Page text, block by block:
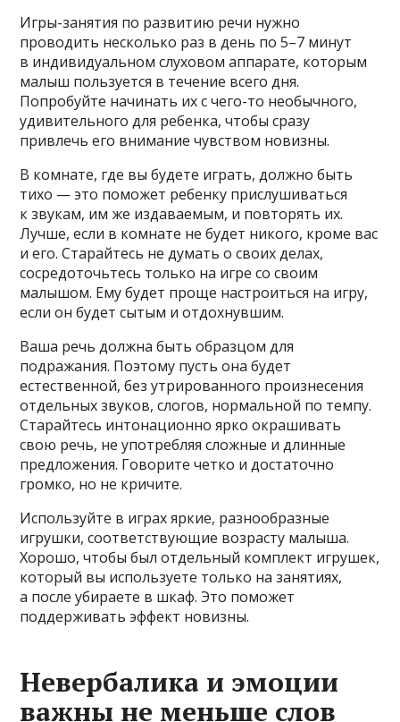
Игры-занятия по развитию речи нужно
проводить несколько раз в день по 5–7 минут
в индивидуальном слуховом аппарате, которым
малыш пользуется в течение всего дня.
Попробуйте начинать их с чего-то необычного,
удивительного для ребенка, чтобы сразу
привлечь его внимание чувством новизны.
В комнате, где вы будете играть, должно быть
тихо — это поможет ребенку прислушиваться
к звукам, им же издаваемым, и повторять их.
Лучше, если в комнате не будет никого, кроме вас
и его. Старайтесь не думать о своих делах,
сосредоточьтесь только на игре со своим
малышом. Ему будет проще настроиться на игру,
если он будет сытым и отдохнувшим.
Ваша речь должна быть образцом для
подражания. Поэтому пусть она будет
естественной, без утрированного произнесения
отдельных звуков, слогов, нормальной по темпу.
Старайтесь интонационно ярко окрашивать
свою речь, не употребляя сложные и длинные
предложения. Говорите четко и достаточно
громко, но не кричите.
Используйте в играх яркие, разнообразные
игрушки, соответствующие возрасту малыша.
Хорошо, чтобы был отдельный комплект игрушек,
который вы используете только на занятиях,
а после убираете в шкаф. Это поможет
поддерживать эффект новизны.
Невербалика и эмоции
важны не меньше слов